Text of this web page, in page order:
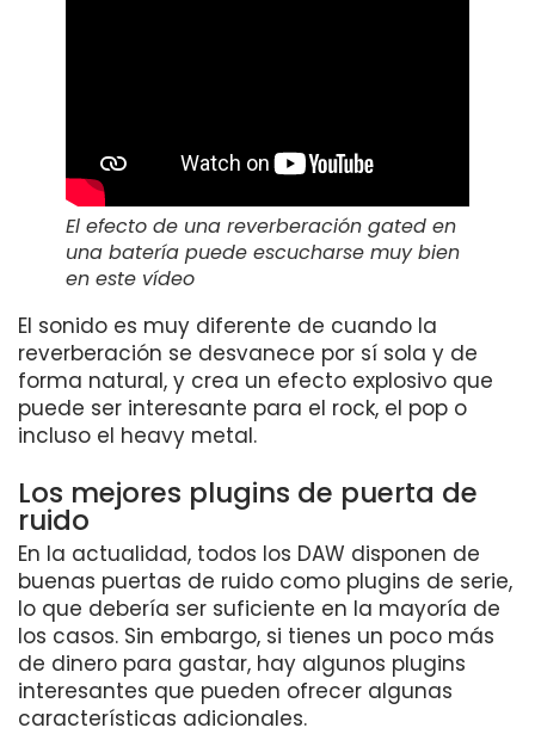
El efecto de una reverberación gated en
una batería puede escucharse muy bien
en este vídeo
El sonido es muy diferente de cuando la
reverberación se desvanece por sí sola y de
forma natural, y crea un efecto explosivo que
puede ser interesante para el rock, el pop o
incluso el heavy metal.
Los mejores plugins de puerta de
ruido
En la actualidad, todos los DAW disponen de
buenas puertas de ruido como plugins de serie,
lo que debería ser suficiente en la mayoría de
los casos. Sin embargo, si tienes un poco más
de dinero para gastar, hay algunos plugins
interesantes que pueden ofrecer algunas
características adicionales.